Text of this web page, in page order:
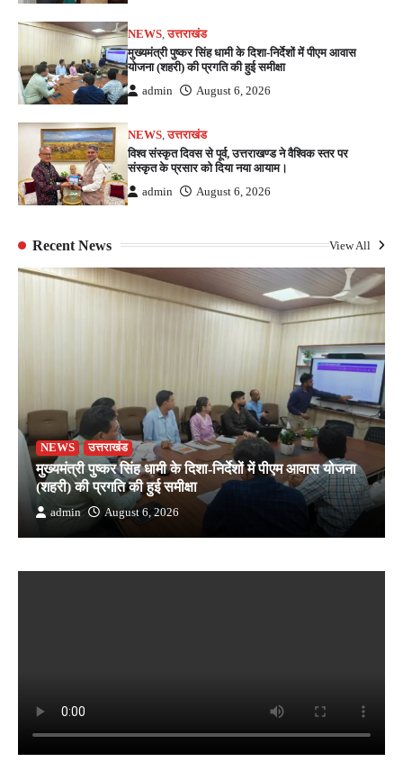
NEWS,उत्तराखंड
मुख्यमंत्री पुष्कर सिंह धामी के दिशा-निर्देशों में पीएम आवास
योजना (शहरी) की प्रगति की हुई समीक्षा
admin August 6, 2026
NEWS ,उत्तराखंड
विश्व संस्कृत दिवस से पूर्व, उत्तराखण्ड ने वैश्विक स्तर पर
संस्कृत के प्रसार को दिया नया आयाम।
admin August 6, 2026
Recent News View All
NEWS उत्तराखंड
मुख्यमंत्री पुष्कर सिंह धामी के दिशा-निर्देशों में पीएम आवास योजना
(शहरी) की प्रगति की हुई समीक्षा
admin August 6, 2026